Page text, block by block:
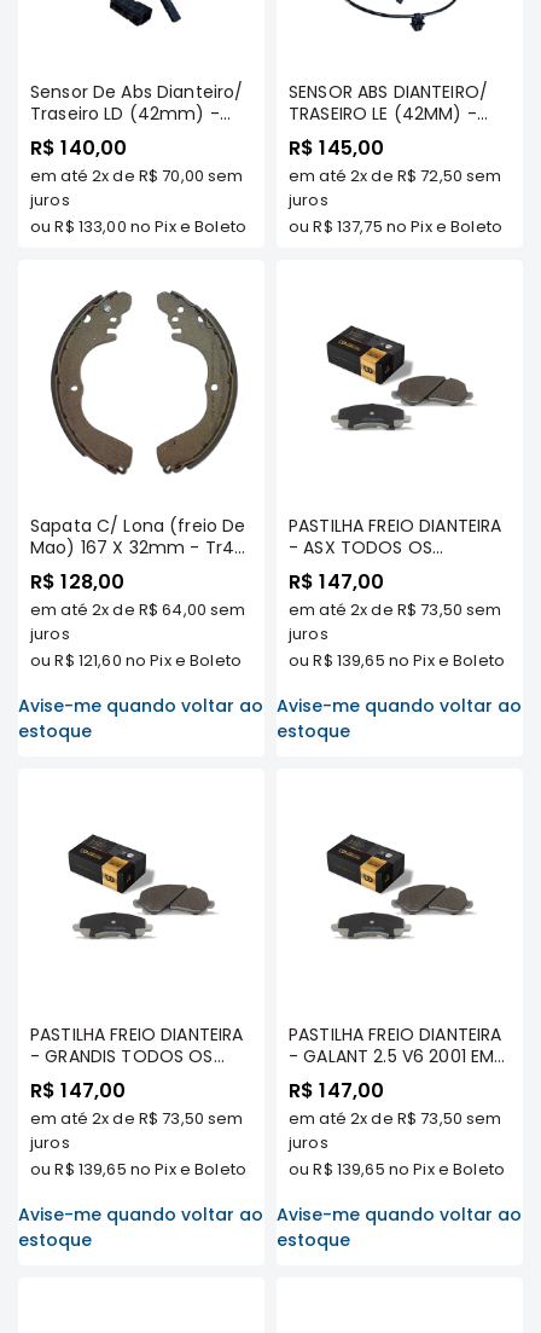
Freio
Correias
Filtros
Transmissão
Grandis
Motor
Suspensão
Freio
Correias
Transmissão
Acessórios
CROSS
Peças
Hilux
NISSAN
Porsche
Volvo
LAND
Sensor De Abs Dianteiro/
Traseiro LD (42mm) -
OUTLANDER/ ASX/ LANCER
2011/.. OUTLANDER 2013/...
TDS MODELOS - Miltparts
- 4670A576 MT
R$ 140,00
em até 2xde R$ 70,00 sem
juros
ouR$ 133,00 no Pix e Boleto
SENSOR ABS DIANTEIRO/
TRASEIRO LE (42MM) -
OUTLANDER/ ASX/ LANCER
2011/.. OUTLANDER 2013/...
TDS MODELOS -
MILTPARTS - 4670A575
MT
R$ 145,00
em até 2xde R$ 72,50 sem
juros
ouR$ 137,75 no Pix e Boleto
Sapata C/ Lona (freio De
Mao) 167 X 32mm - Tr4
Tds Modelos/ Airtrek Tds
Modelos/ Outlander 2.0
16v 2008 A 2012/ Asx .../12
(bd4648) - Roc
R$ 128,00
em até 2xde R$ 64,00 sem
juros
ouR$ 121,60 no Pix e Boleto
Avise-me quando voltar ao
estoque
PASTILHA FREIO DIANTEIRA
- ASX TODOS OS
MODELOS -
ORIGINALLPARTS
R$ 147,00
em até 2xde R$ 73,50 sem
juros
ouR$ 139,65 no Pix e Boleto
Avise-me quando voltar ao
estoque
PASTILHA FREIO DIANTEIRA
- GRANDIS TODOS OS
MODELOS -
ORIGINALLPARTS
R$ 147,00
em até 2xde R$ 73,50 sem
juros
ouR$ 139,65 no Pix e Boleto
Avise-me quando voltar ao
estoque
PASTILHA FREIO DIANTEIRA
- GALANT 2.5 V6 2001 EM
DIANTE - ORIGINALLPARTS
R$ 147,00
em até 2xde R$ 73,50 sem
juros
ouR$ 139,65 no Pix e Boleto
Avise-me quando voltar ao
estoque